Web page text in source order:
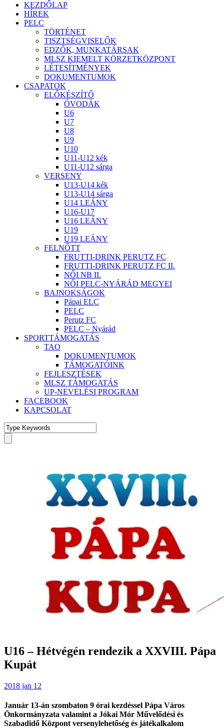
KEZDŐLAP
HÍREK
PELC
TÖRTÉNET
TISZTSÉGVISELŐK
EDZŐK, MUNKATÁRSAK
MLSZ KIEMELT KÖRZETKÖZPONT
LÉTESÍTMÉNYEK
DOKUMENTUMOK
CSAPATOK
ELŐKÉSZÍTŐ
ÓVODÁK
U6
U7
U8
U9
U10
U11-U12 kék
U11-U12 sárga
VERSENY
U13-U14 kék
U13-U14 sárga
U14 LEÁNY
U16-U17
U16 LEÁNY
U19
U19 LEÁNY
FELNŐTT
FRUTTI-DRINK PERUTZ FC
FRUTTI-DRINK PERUTZ FC II.
NŐI NB II.
NŐI PELC-NYÁRÁD MEGYEI
BAJNOKSÁGOK
Pápai ELC
PELC
Perutz FC
PELC – Nyárád
SPORTTÁMOGATÁS
TAO
DOKUMENTUMOK
TÁMOGATÓINK
FEJLESZTÉSEK
MLSZ TÁMOGATÁS
UP-NEVELÉSI PROGRAM
FACEBOOK
KAPCSOLAT
U16 – Hétvégén rendezik a XXVIII. Pápa
Kupát
2018 jan 12
Január 13-án szombaton 9 órai kezdéssel Pápa Város
Önkormányzata valamint a Jókai Mór Művelődési és
Szabadidő Központ versenylehetőség és játékalkalom